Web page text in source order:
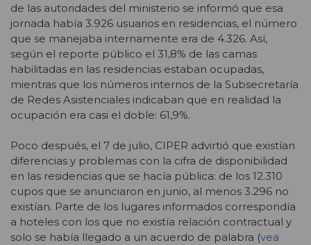
de las autoridades del ministerio se informó que esa
jornada había 3.926 usuarios en residencias, el número
que se manejaba internamente era de 4.326. Así,
según el reporte público el 31,8% de las camas
habilitadas en las residencias estaban ocupadas,
mientras que los números internos de la Subsecretaría
de Redes Asistenciales indicaban que en realidad la
ocupación era casi el doble: 61,9%.
Poco después, el 7 de julio, CIPER advirtió que existían
diferencias y problemas con la cifra de disponibilidad
en las residencias que se hacía pública: de los 12.310
cupos que se anunciaron en junio, al menos 3.296 no
existían. Parte de los lugares informados correspondía
a hoteles con los que no existía relación contractual y
solo se había llegado a un acuerdo de palabra (vea